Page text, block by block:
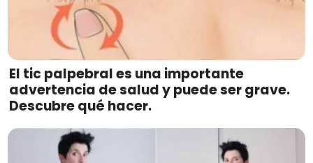
El tic palpebral es una importante
advertencia de salud y puede ser grave.
Descubre qué hacer.